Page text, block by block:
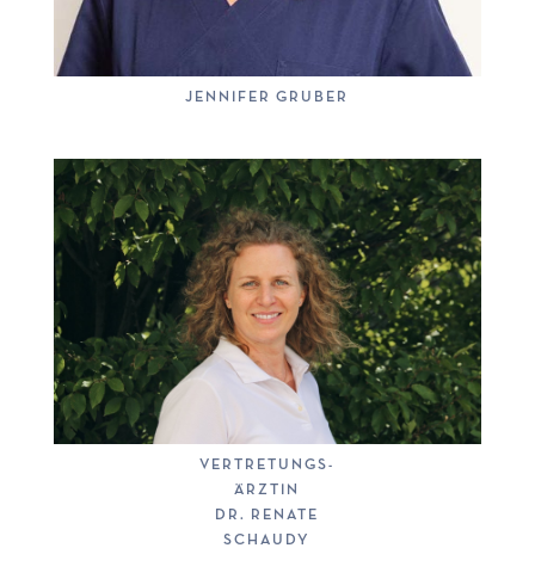
JENNIFER GRUBER
VERTRETUNGS-
ÄRZTIN
DR. RENATE
SCHAUDY